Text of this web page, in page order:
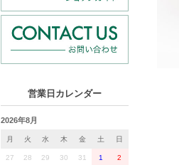
営業日カレンダー
2026年8月
月 火 水 木 金 土 日
27 28 29 30 31 1 2